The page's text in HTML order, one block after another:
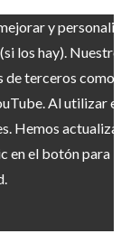
y
los hay). Nuestro
de terceros como
Al utilizar el
Hemos
en el botón para